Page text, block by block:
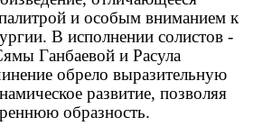
и особым вниманием к
В исполнении солистов -
Ганбаевой и Расула
обрело выразительную
развитие, позволяя
образность.